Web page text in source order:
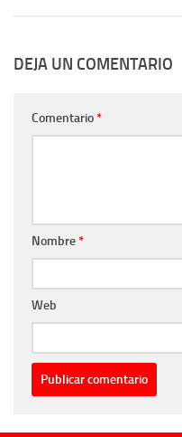
DEJA UN COMENTARIO
Comentario*
Nombre*
Web